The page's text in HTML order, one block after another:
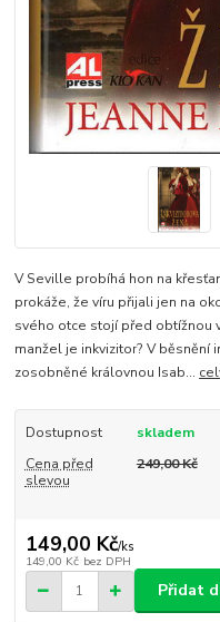
V Seville probíhá hon na
prokáže, že víru přijali jen na
svého otce stojí před obtížnou
manžel je inkvizitor? V běsnění
zosobněné královnou Isab...
Dostupnost
skladem
Cena před
slevou
249,00 Kč
149,00 Kč/ks
149,00 Kč bez DPH
Přidat